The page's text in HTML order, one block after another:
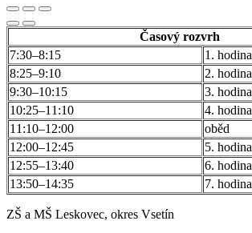
Časový rozvrh
7:30–8:15
1. hodina
8:25–9:10
2. hodina
9:30–10:15
3. hodina
10:25–11:10
4. hodina
11:10–12:00
oběd
12:00–12:45
5. hodina
12:55–13:40
6. hodina
13:50–14:35
7. hodina
ZŠ a MŠ Leskovec, okres Vsetín